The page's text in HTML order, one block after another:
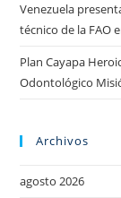
Venezuela
técnico de la FAO
Plan Cayapa
Odontológico
Archivos
agosto 2026